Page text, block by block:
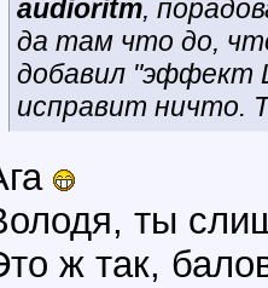
audioritm,
да там что до,
добавил "эффект
исправит ничто.
ты
ж так,